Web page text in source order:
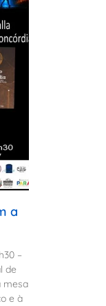
a
–
de
mesa
e à